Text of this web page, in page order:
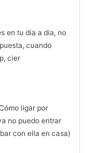
en tu dia a dia, no
cuando
cier
ligar por
no puedo entrar
con ella en casa)